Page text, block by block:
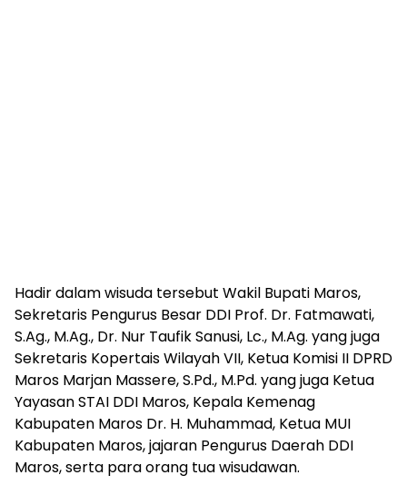
Hadir dalam wisuda tersebut Wakil Bupati Maros,
Sekretaris Pengurus Besar DDI Prof. Dr. Fatmawati,
S.Ag., M.Ag., Dr. Nur Taufik Sanusi, Lc., M.Ag. yang juga
Sekretaris Kopertais Wilayah VII, Ketua Komisi II DPRD
Maros Marjan Massere, S.Pd., M.Pd. yang juga Ketua
Yayasan STAI DDI Maros, Kepala Kemenag
Kabupaten Maros Dr. H. Muhammad, Ketua MUI
Kabupaten Maros, jajaran Pengurus Daerah DDI
Maros, serta para orang tua wisudawan.